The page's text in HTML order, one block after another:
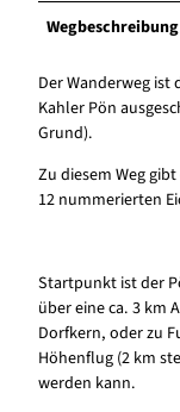
Wegbeschreibung
Der Wanderweg ist
Kahler Pön
Grund).
Zu diesem Weg
12 nummerierten
Startpunkt ist der
über eine ca. 3 km
Dorfkern, oder zu
Höhenflug (2 km
werden kann.